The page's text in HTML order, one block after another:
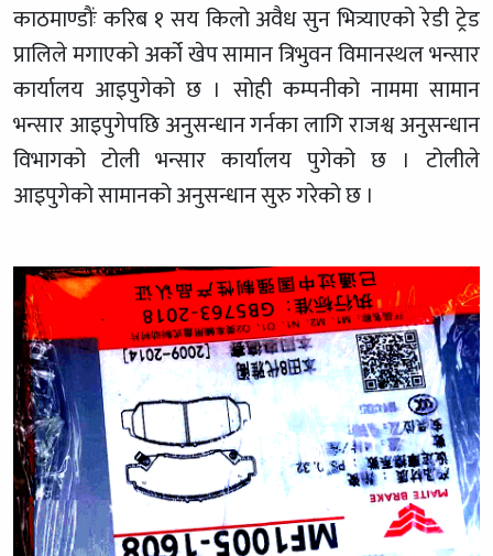
काठमाण्डाैंः करिब १ सय किलो अवैध सुन भित्र्याएको रेडी ट्रेड
प्रालिले मगाएको अर्को खेप सामान त्रिभुवन विमानस्थल भन्सार
कार्यालय आइपुगेको छ । सोही कम्पनीको नाममा सामान
भन्सार आइपुगेपछि अनुसन्धान गर्नका लागि राजश्व अनुसन्धान
विभागको टोली भन्सार कार्यालय पुगेको छ । टोलीले
आइपुगेको सामानको अनुसन्धान सुरु गरेको छ ।